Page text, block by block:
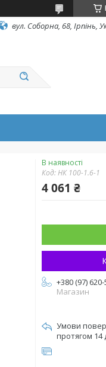
вул. Соборна, 68, Ірпінь,
В наявності
Код:НК 100-1.6-1
4 061 ₴
+380 (97)
Магазин
протягом 14